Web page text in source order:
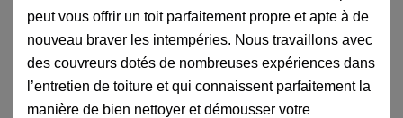
peut vous offrir un toit parfaitement propre et apte à de
nouveau braver les intempéries. Nous travaillons avec
des couvreurs dotés de nombreuses expériences dans
l’entretien de toiture et qui connaissent parfaitement la
manière de bien nettoyer et démousser votre